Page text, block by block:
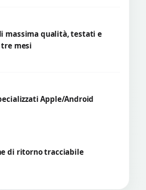
massima qualità, testati e
mesi
Apple/Android
di ritorno tracciabile